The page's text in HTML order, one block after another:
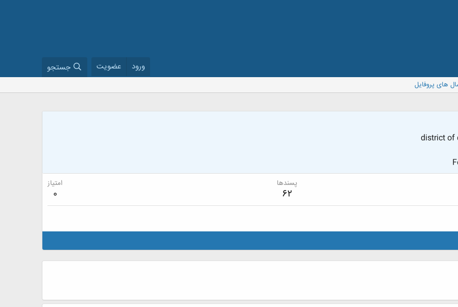
ورود عضویت جستجو
های پروفایل
district of
پسندها
62
امتیاز
0